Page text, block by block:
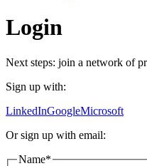
Login
Next steps: join a network of
Sign up with:
LinkedInGoogleMicrosoft
Or sign up with email:
Name*